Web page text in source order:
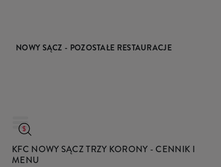
NOWY SĄCZ - POZOSTAŁE RESTAURACJE
KFC NOWY SĄCZ TRZY KORONY- CENNIK I
MENU